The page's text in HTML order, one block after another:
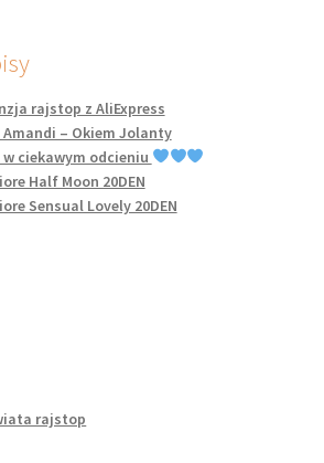
rajstop z AliExpress
– Okiem Jolanty
ciekawym odcieniu
Half Moon 20DEN
Sensual Lovely 20DEN
rajstop